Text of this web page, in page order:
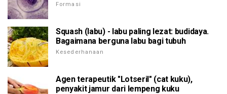
Formasi
Squash (labu) - labu paling lezat: budidaya.
Bagaimana berguna labu bagi tubuh
Kesederhanaan
Agen terapeutik "Lotseril" (cat kuku),
penyakit jamur dari lempeng kuku